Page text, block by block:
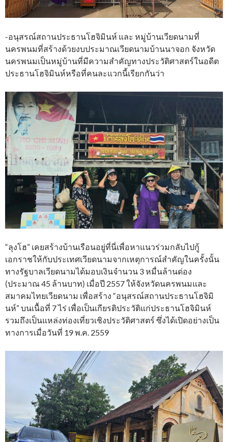
-อนุสรณ์สถานประธานโฮจิมินห์ และ หมู่บ้านเวียดนามที่
นครพนมที่สร้างด้วยงบประมาณเวียดนามบ้านนาจอก จังหวัด
นครพนมเป็นหมู่บ้านที่มีความสำคัญทางประวัติศาสตร์ในอดีต
ประธานโฮจิมินห์หรือที่คนละแวกนี้เรียกกันว่า
“ลุงโฮ” เคยสร้างบ้านเรือนอยู่ที่นี่เพื่อหาแนวร่วมกลับไปกู้
เอกราชให้กับประเทศเวียดนามจากเหตุการณ์สำคัญในครั้งนั้น
ทางรัฐบาลเวียดนามได้มอบเงินจำนวน 3 หมื่นล้านด่อง
(ประมาณ 45 ล้านบาท) เมื่อปี 2557 ให้จังหวัดนครพนมและ
สมาคมไทยเวียดนาม เพื่อสร้าง “อนุสรณ์สถานประธานโฮจิมิ
นห์” บนเนื้อที่ 7 ไร่ เพื่อเป็นเกียรติประวัติแก่ประธานโฮจิมินห์
รวมถึงเป็นแหล่งท่องเที่ยวเชิงประวัติศาสตร์ ซึ่งได้เปิดอย่างเป็น
ทางการเมื่อวันที่ 19 พ.ค. 2559